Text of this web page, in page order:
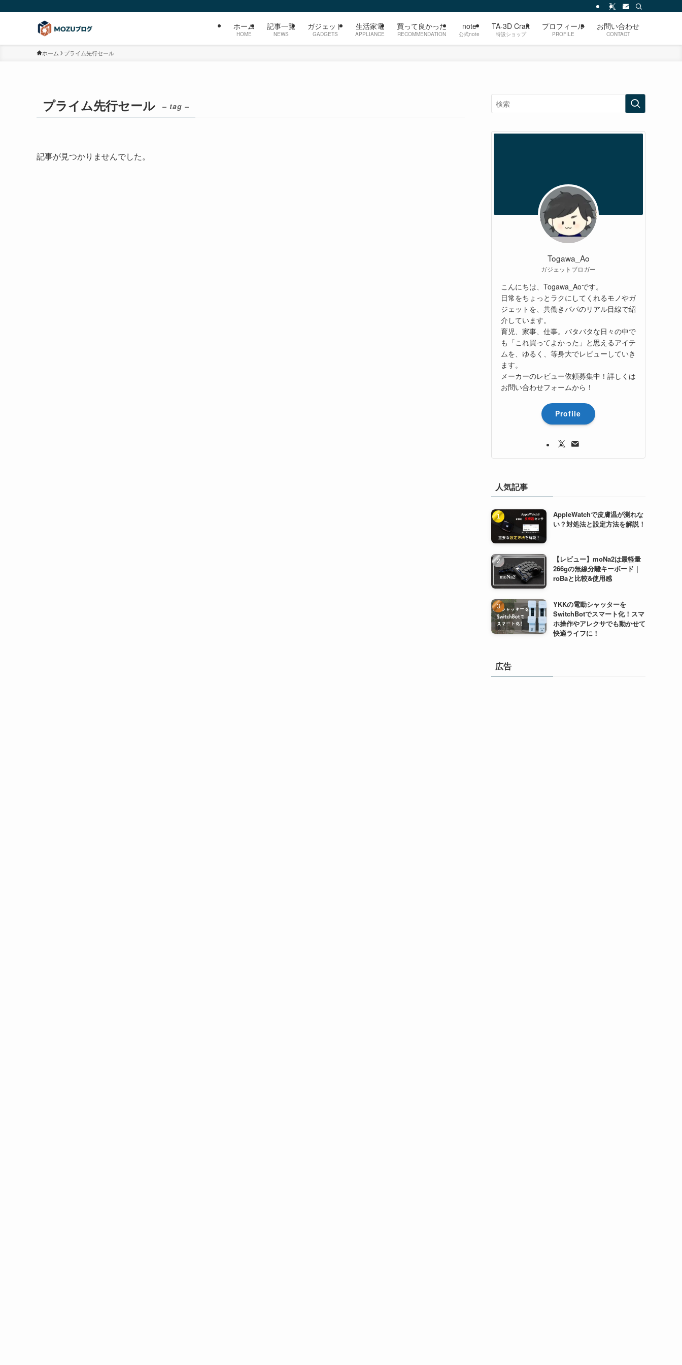
ホーム
HOME
記事一覧
NEWS
ガジェット
GADGETS
生活家電
APPLIANCE
買って良かった
RECOMMENDATION
note
公式note
TA-3D Craft
特設ショップ
プロフィール
PROFILE
お問い合わせ
CONTACT
ホーム プライム先行セール
プライム先行セール – tag –
記事が見つかりませんでした。
Togawa_Ao
ガジェットブロガー
こんにちは、Togawa_Aoです。
日常をちょっとラクにしてくれるモノやガ
ジェットを、共働きパパのリアル目線で紹
介しています。
育児、家事、仕事。バタバタな日々の中で
も「これ買ってよかった」と思えるアイテ
ムを、ゆるく、等身大でレビューしていき
ます。
メーカーのレビュー依頼募集中！詳しくは
お問い合わせフォームから！
Profile
人気記事
AppleWatchで皮膚温が測れな
い？対処法と設定方法を解説！
【レビュー】moNa2は最軽量
266gの無線分離キーボード｜
roBaと比較&使用感
YKKの電動シャッターを
SwitchBotでスマート化！スマ
ホ操作やアレクサでも動かせて
快適ライフに！
広告